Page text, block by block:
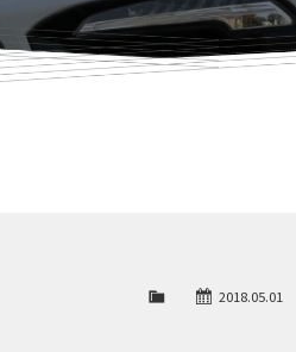
2018.05.01